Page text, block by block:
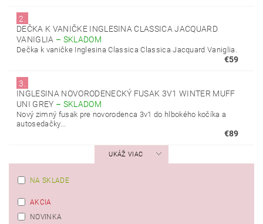
2.
DEČKA K VANIČKE INGLESINA CLASSICA JACQUARD
VANIGLIA – SKLADOM
Dečka k vaničke Inglesina Classica Classica Jacquard Vaniglia.
€59
3.
INGLESINA NOVORODENECKÝ FUSAK 3V1 WINTER MUFF
UNI GREY – SKLADOM
Nový zimný fusak pre novorodenca 3v1 do hlbokého kočíka a
autosedačky...
€89
UKÁŽ VIAC
NA SKLADE
AKCIA
NOVINKA